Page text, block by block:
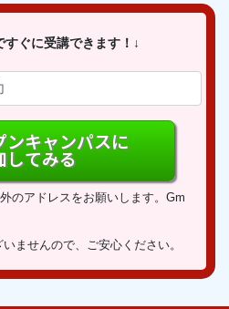
すぐに受講できます！↓
ンキャンパスに
してみる
のアドレスをお願いします。Gm
ませんので、ご安心ください。